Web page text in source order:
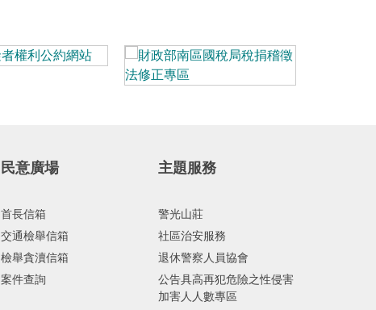
民意廣場
首長信箱
交通檢舉信箱
檢舉貪瀆信箱
案件查詢
主題服務
警光山莊
社區治安服務
退休警察人員協會
公告具高再犯危險之性侵害
加害人人數專區